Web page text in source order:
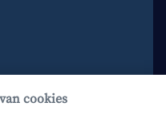
cookies